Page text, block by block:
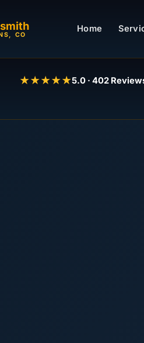
CO
Home
★★★★★5.0 · 402